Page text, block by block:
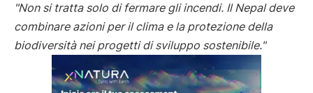
"Non si tratta solo di fermare gli incendi. Il Nepal deve
combinare azioni per il clima e la protezione della
biodiversità nei progetti di sviluppo sostenibile."